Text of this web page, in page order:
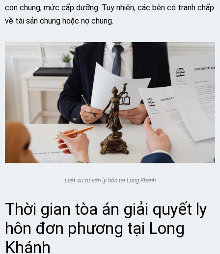
con chung, mức cấp dưỡng. Tuy nhiên, các bên có tranh chấp
về tài sản chung hoặc nợ chung.
Luật sư tư vấn ly hôn tại Long Khánh
Thời gian tòa án giải quyết ly
hôn đơn phương tại Long
Khánh